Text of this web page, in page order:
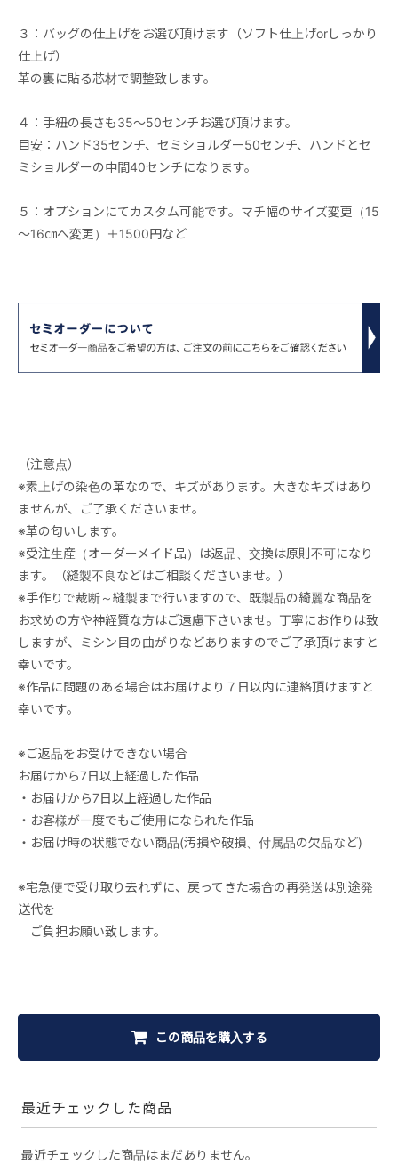
３：バッグの仕上げをお選び頂けます（ソフト仕上げorしっかり
仕上げ）
革の裏に貼る芯材で調整致します。
４：手紐の長さも35～50センチお選び頂けます。
目安：ハンド35センチ、セミショルダー50センチ、ハンドとセ
ミショルダーの中間40センチになります。
５：オプションにてカスタム可能です。マチ幅のサイズ変更（15
～16㎝へ変更）＋1500円など
（注意点）
※素上げの染色の革なので、キズがあります。大きなキズはあり
ませんが、ご了承くださいませ。
※革の匂いします。
※受注生産（オーダーメイド品）は返品、交換は原則不可になり
ます。（縫製不良などはご相談くださいませ。）
※手作りで裁断～縫製まで行いますので、既製品の綺麗な商品を
お求めの方や神経質な方はご遠慮下さいませ。丁寧にお作りは致
しますが、ミシン目の曲がりなどありますのでご了承頂けますと
幸いです。
※作品に問題のある場合はお届けより７日以内に連絡頂けますと
幸いです。
※ご返品をお受けできない場合
お届けから7日以上経過した作品
・お届けから7日以上経過した作品
・お客様が一度でもご使用になられた作品
・お届け時の状態でない商品(汚損や破損、付属品の欠品など)
※宅急便で受け取り去れずに、戻ってきた場合の再発送は別途発
送代を
ご負担お願い致します。
この商品を購入する
最近チェックした商品
最近チェックした商品はまだありません。